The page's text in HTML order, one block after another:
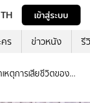
TH
เข้าสู่ระบบ
ร ข่าวหนัง รี
เหตุการเสียชีวิตของ